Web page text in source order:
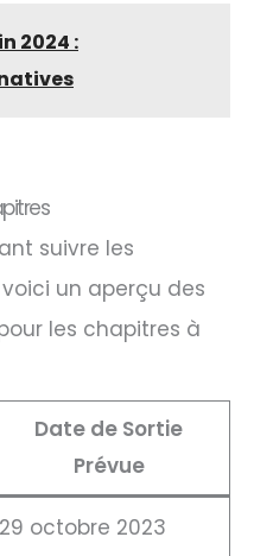
2024 :
suivre les
un aperçu des
les chapitres à
Date de Sortie
Prévue
29 octobre 2023